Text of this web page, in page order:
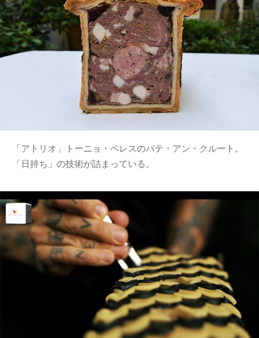
「アトリオ」トーニョ・ペレスのパテ・アン・クルート。
「日持ち」の技術が詰まっている。